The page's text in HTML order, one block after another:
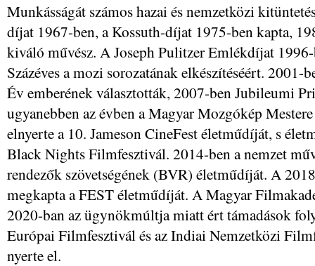
Munkásságát számos hazai és nemzetközi
díjat 1967-ben, a Kossuth-díjat 1975-ben kapta,
kiváló művész. A Joseph Pulitzer Emlékdíjat
Százéves a mozi sorozatának elkészítéséért. 2001-
Év emberének választották, 2007-ben Jubileumi
ugyanebben az évben a Magyar Mozgókép
elnyerte a 10. Jameson CineFest életműdíját, s
Black Nights Filmfesztivál. 2014-ben a nemzet
rendezők szövetségének (BVR) életműdíját. A
megkapta a FEST életműdíját. A Magyar
2020-ban az ügynökmúltja miatt ért támadások
Európai Filmfesztivál és az Indiai Nemzetközi
nyerte el.